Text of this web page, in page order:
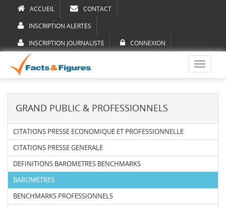
ACCUEIL CONTACT
INSCRIPTION ALERTES
INSCRIPTION JOURNALISTE CONNEXION
Toggle
GRAND PUBLIC & PROFESSIONNELS
CITATIONS PRESSE ECONOMIQUE ET PROFESSIONNELLE
CITATIONS PRESSE GENERALE
DEFINITIONS BAROMETRES BENCHMARKS
BAROMETRES
BENCHMARKS PROFESSIONNELS